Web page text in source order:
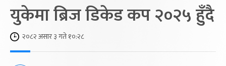
युकेमा ब्रिज डिकेड कप २०२५ हुँदै
२०८२ असार ३ गते १०:२८